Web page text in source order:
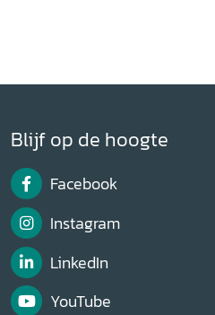
Blijf op de hoogte
Facebook
Instagram
LinkedIn
YouTube